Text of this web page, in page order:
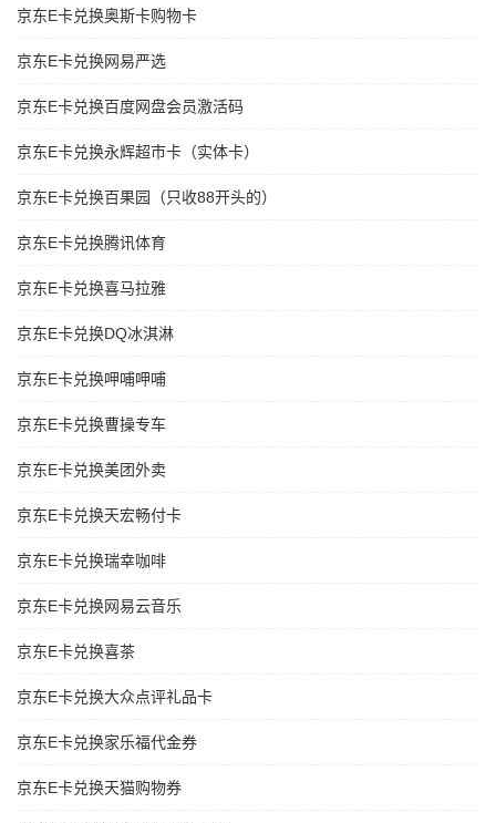
京东E卡兑换奥斯卡购物卡
京东E卡兑换网易严选
京东E卡兑换百度网盘会员激活码
京东E卡兑换永辉超市卡（实体卡）
京东E卡兑换百果园（只收88开头的）
京东E卡兑换腾讯体育
京东E卡兑换喜马拉雅
京东E卡兑换DQ冰淇淋
京东E卡兑换呷哺呷哺
京东E卡兑换曹操专车
京东E卡兑换美团外卖
京东E卡兑换天宏畅付卡
京东E卡兑换瑞幸咖啡
京东E卡兑换网易云音乐
京东E卡兑换喜茶
京东E卡兑换大众点评礼品卡
京东E卡兑换家乐福代金券
京东E卡兑换天猫购物券